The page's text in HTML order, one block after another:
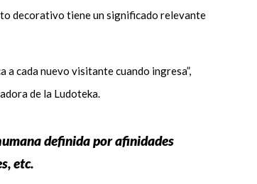
decorativo tiene un significado relevante
a cada nuevo visitante cuando ingresa”,
de la Ludoteka.
definida por afinidades
etc.